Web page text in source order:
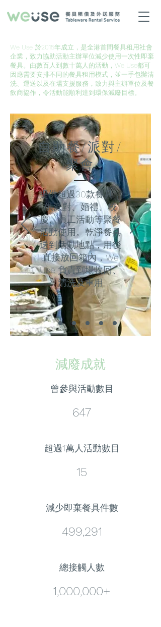
We Use 於2015年成立，是全港首間餐具租用社會
企業，致力協助活動主辦單位減少使用一次性即棄
餐具。由數百人到數十萬人的活動，We Use都可
因應需要安排不同的餐具租用模式，並一手包辦清
洗、運送以及在場支援服務，致力與主辦單位及餐
飲商協作，令活動能順利達到環保減廢目標。
自助餐/派對/
聚會
提供超過30款餐具，
供派對、婚禮​、校
慶、員工活動等聚餐
活動使用。乾淨餐具
送到活動地點，用後
直接放回箱內，We
Use 負責到場收回、
清洗及重用
​減廢成就
曾參與活動數目
647
超過1萬人活動數目
15
減少即棄餐具件數
499,291
總接觸人數
1,000,000+